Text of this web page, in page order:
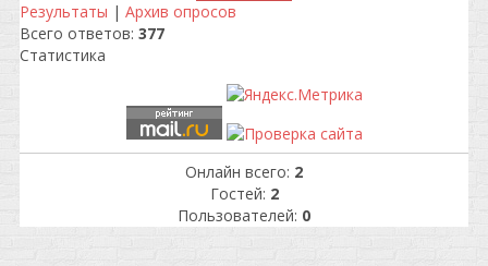
Результаты | Архив опросов
Всего ответов: 377
Статистика
Онлайн всего: 2
Гостей: 2
Пользователей: 0